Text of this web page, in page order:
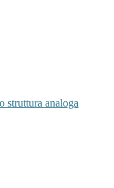
struttura analoga